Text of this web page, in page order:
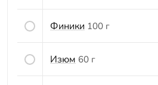
Финики 100 г
Изюм 60 г